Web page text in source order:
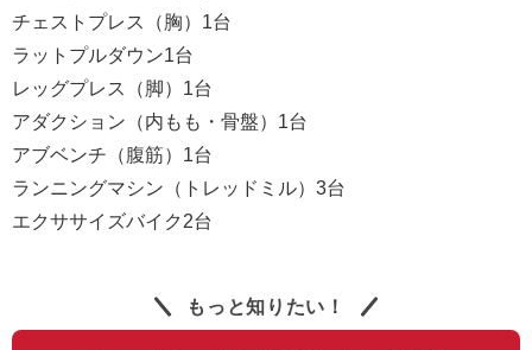
チェストプレス（胸）1台
ラットプルダウン1台
レッグプレス（脚）1台
アダクション（内もも・骨盤）1台
アブベンチ（腹筋）1台
ランニングマシン（トレッドミル）3台
エクササイズバイク2台
もっと知りたい！